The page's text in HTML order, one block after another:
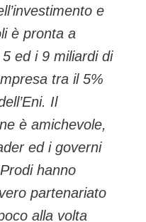
e
è pronta a
ed i 9 miliardi di
tra il 5%
Il
è amichevole,
ed i governi
hanno
partenariato
alla volta